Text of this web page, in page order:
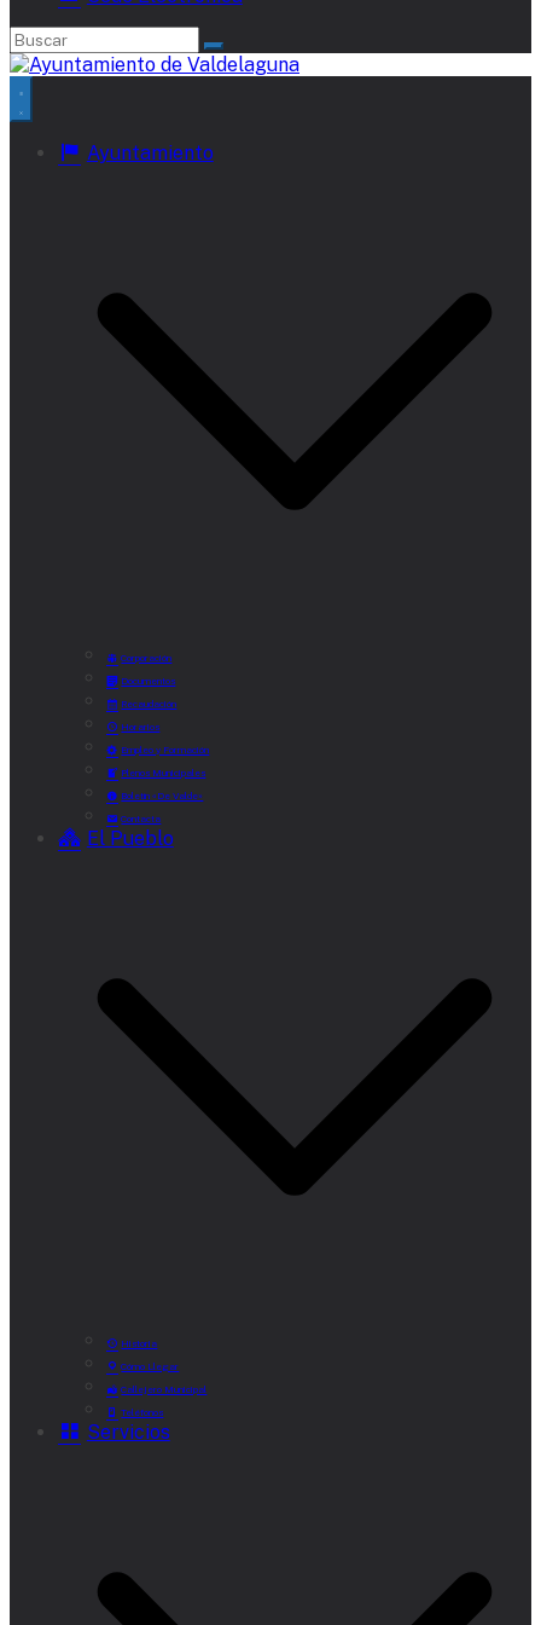
Ayuntamiento
Corporación
Documentos
Recaudación
Horarios
Empleo y Formación
Plenos Municipales
Boletín «De Valde»
Contacta
El Pueblo
Historia
Cómo Llegar
Callejero Municipal
Teléfonos
Servicios